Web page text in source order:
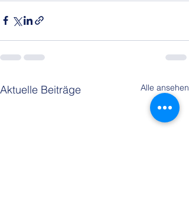
Aktuelle Beiträge Alle ansehen